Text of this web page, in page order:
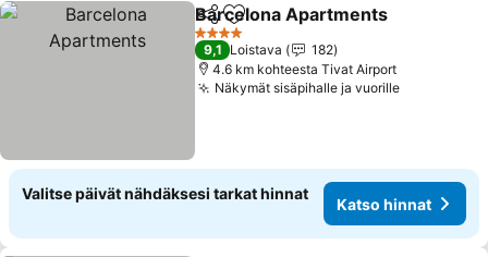
Jaa Lisää suosikkeihin
Barcelona Apartments
4 Tähtiluokitus
9,1 Loistava
182
4.6 km kohteesta Tivat Airport
Näkymät sisäpihalle ja vuorilleKatso
Valitse päivät nähdäksesi tarkat hinnat
Katso hinnat